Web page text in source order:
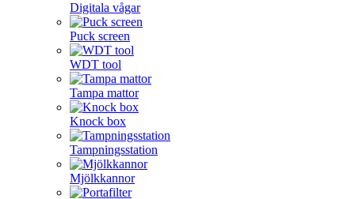
Digitala vågar
Puck screen
WDT tool
Tampa mattor
Knock box
Tampningsstation
Mjölkkannor